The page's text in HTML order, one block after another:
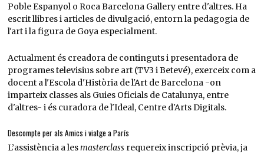
Poble Espanyol o Roca Barcelona Gallery entre d'altres. Ha
escrit llibres i articles de divulgació, entorn la pedagogia de
l'art i la figura de Goya especialment.
Actualment és creadora de continguts i presentadora de
programes televisius sobre art (TV3 i Betevé), exerceix com a
docent a l'Escola d'Història de l'Art de Barcelona -on
imparteix classes als Guies Oficials de Catalunya, entre
d'altres- i és curadora de l'Ideal, Centre d'Arts Digitals.
Descompte per als Amics i viatge a París
L’assistència a lesmasterclass requereix inscripció prèvia, ja